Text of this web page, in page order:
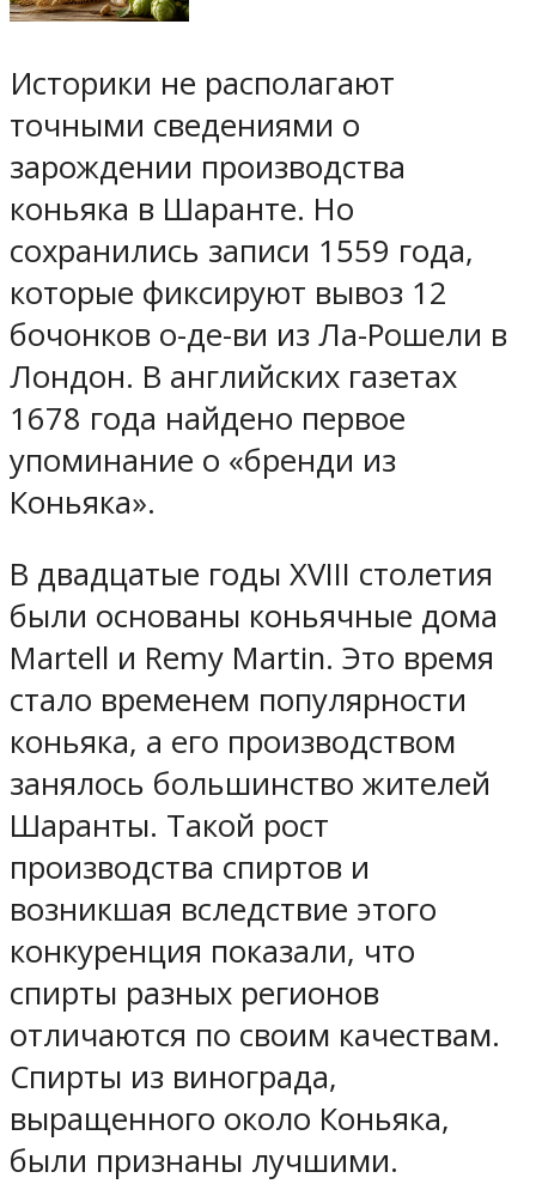
Историки не располагают
точными сведениями о
зарождении производства
коньяка в Шаранте. Но
сохранились записи 1559 года,
которые фиксируют вывоз 12
бочонков о-де-ви из Ла-Рошели в
Лондон. В английских газетах
1678 года найдено первое
упоминание о «бренди из
Коньяка».
В двадцатые годы XVIII столетия
были основаны коньячные дома
Martell и Remy Martin. Это время
стало временем популярности
коньяка, а его производством
занялось большинство жителей
Шаранты. Такой рост
производства спиртов и
возникшая вследствие этого
конкуренция показали, что
спирты разных регионов
отличаются по своим качествам.
Спирты из винограда,
выращенного около Коньяка,
были признаны лучшими.